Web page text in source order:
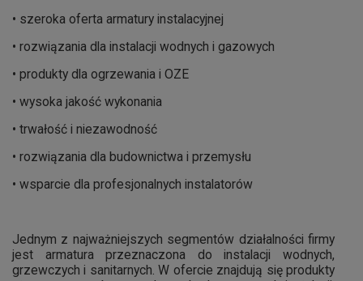
• szeroka oferta armatury instalacyjnej
• rozwiązania dla instalacji wodnych i gazowych
• produkty dla ogrzewania i OZE
• wysoka jakość wykonania
• trwałość i niezawodność
• rozwiązania dla budownictwa i przemysłu
• wsparcie dla profesjonalnych instalatorów
Jednym z najważniejszych segmentów działalności firmy
jest armatura przeznaczona do instalacji wodnych,
grzewczych i sanitarnych. W ofercie znajdują się produkty